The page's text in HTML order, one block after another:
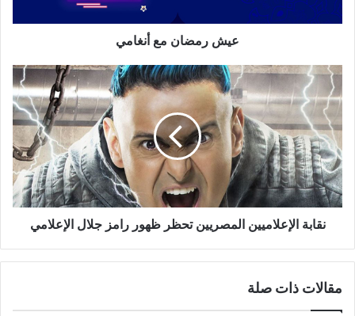
عيش رمضان مع أنغامي
نقابة
الإعلاميين
المصريين
تحظر
ظهور
رامز
جلال
الإعلامي
نقابة الإعلاميين المصريين تحظر ظهور رامز جلال الإعلامي
مقالات ذات صلة